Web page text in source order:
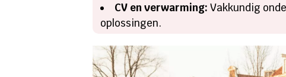
CV en verwarming: Vakkundig
oplossingen.